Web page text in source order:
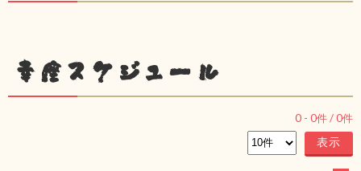
幸座スケジュール
0 - 0件 /0件